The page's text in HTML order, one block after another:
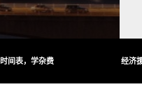
时间表，学杂费 经济